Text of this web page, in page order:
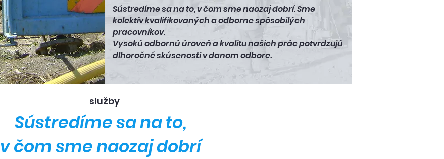
Sústredíme sa na to, v čom sme naozaj dobrí. Sme
kolektív kvalifikovaných a odborne spôsobilých
pracovníkov.
Vysokú odbornú úroveň a kvalitu našich prác potvrdzujú
dlhoročné skúsenosti v danom odbore.
služby
Sústredíme sa na to,
v čom sme naozaj dobrí